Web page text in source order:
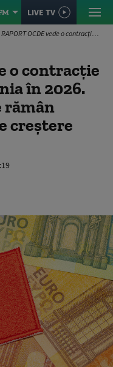
LIVE TV
RAPORT OCDE vede o contracție economică în România în 2026. Fondurile europene rămân principalul motor de creștere
o contracție
în 2026.
rămân
creștere